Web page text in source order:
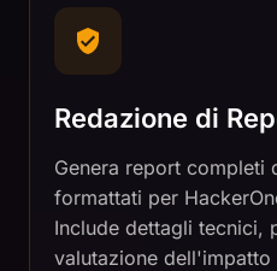
Redazione di
Genera report completi
formattati per
Include dettagli tecnici,
valutazione dell'impatto